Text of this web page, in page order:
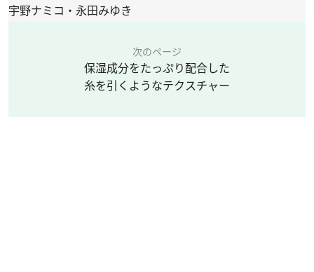
宇野ナミコ・永田みゆき
次のページ
保湿成分をたっぷり配合した
糸を引くようなテクスチャー